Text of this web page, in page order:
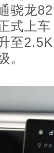
骁龙
式上
至
。